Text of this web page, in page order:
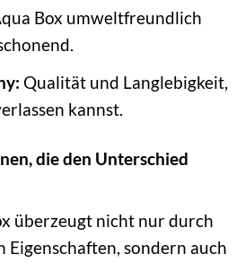
Box umweltfreundlich
Qualität und Langlebigkeit,
kannst.
die den Unterschied
überzeugt nicht nur durch
Eigenschaften, sondern auch